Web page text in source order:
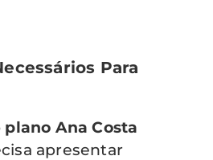
Para
plano Ana Costa
apresentar